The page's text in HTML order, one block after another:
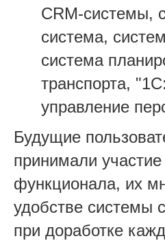
CRM-системы,
система,
система
транспорта,
управление
Будущие
принимали
функционала, их
удобстве
при доработке